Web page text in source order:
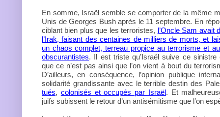
En somme, Israël semble se comporter de la même
Unis de Georges Bush après le 11 septembre. En
ciblant bien plus que les terroristes,
l’Oncle Sam avait
l’Irak, faisant des centaines de milliers de morts, et
un chaos complet, terreau propice au terrorisme et
obscurantistes. Il est triste qu’Israël suive ce sinistre
que ce n’est pas ainsi que l’on vient à bout du
D’ailleurs, en conséquence, l’opinion publique
solidarité grandissante avec le terrible destin des
tués, colonisés et occupés par Israël . Et
juifs subissent le retour d’un antisémitisme que l’on